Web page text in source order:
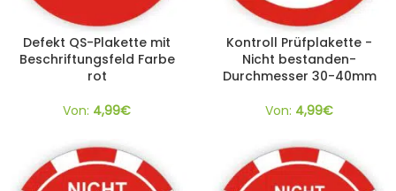
Defekt QS-Plakette mit
Beschriftungsfeld Farbe
rot
Von: 4,99€
Kontroll Prüfplakette -
Nicht bestanden-
Durchmesser 30-40mm
Von: 4,99€